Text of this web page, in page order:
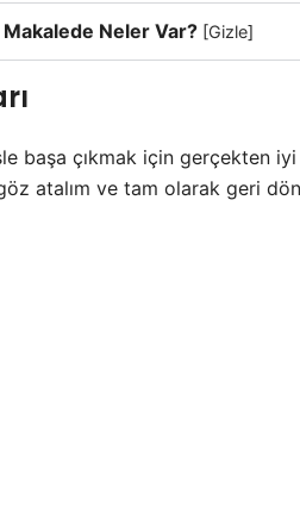
Makalede Neler Var? [Gizle]
başa çıkmak için gerçekten iyi
atalım ve tam olarak geri